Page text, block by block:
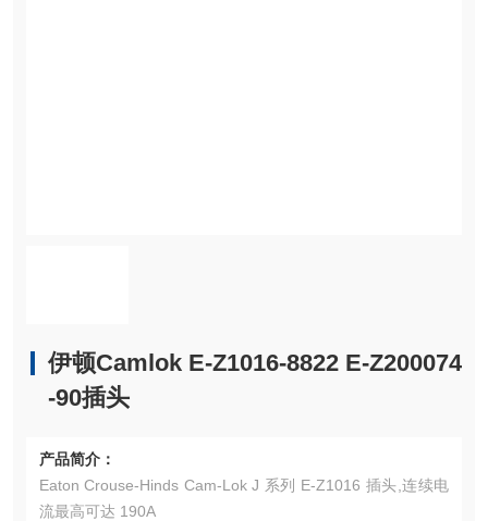
伊顿Camlok E-Z1016-8822 E-Z200074
-90插头
产品简介：
Eaton Crouse-Hinds Cam-Lok J 系列 E-Z1016 插头,连续电
流最高可达 190A